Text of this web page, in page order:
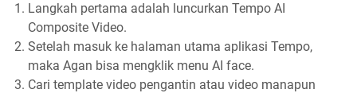
Langkah pertama adalah luncurkan Tempo AI
Composite Video.
Setelah masuk ke halaman utama aplikasi Tempo,
maka Agan bisa mengklik menu AI face.
Cari template video pengantin atau video manapun